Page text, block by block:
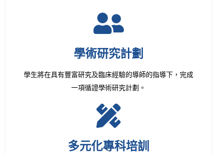
學術研究計劃
學生將在具有豐富研究及臨床經驗的導師的指導下，完成
一項循證學術研究計劃。
多元化專科培訓